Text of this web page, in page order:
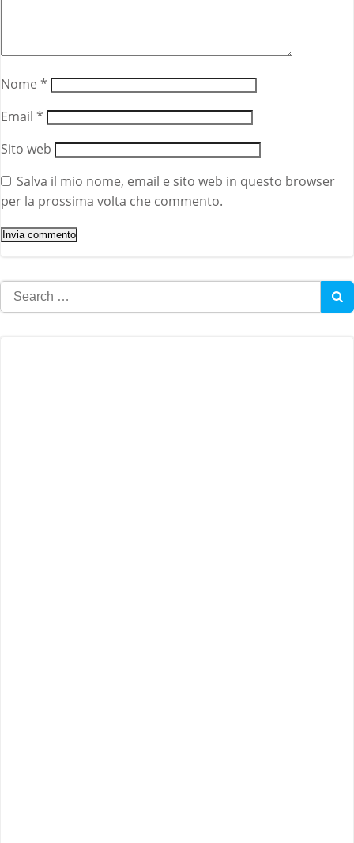
Nome *
Email *
Sito web
Salva il mio nome, email e sito web in questo browser
per la prossima volta che commento.
Search
for: